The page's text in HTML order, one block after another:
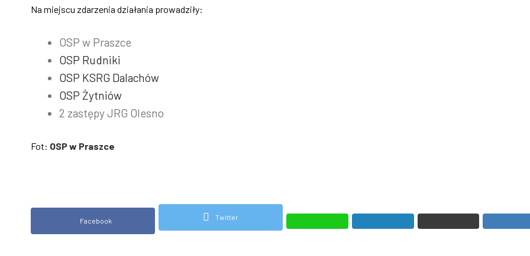
Na miejscu zdarzenia działania prowadziły:
OSP w Praszce
OSP Rudniki
OSP KSRG Dalachów
OSP Żytniów
2 zastępy JRG Olesno
Fot: OSP w Praszce
Facebook Twitter